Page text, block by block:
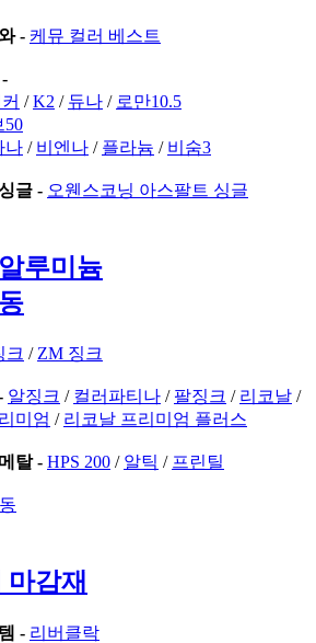
- 케뮤 컬러 베스트
/K2 / 듀나 / 로만10.5
50
나 / 비엔나 / 플라늄 / 비숨3
글 - 오웬스코닝 아스팔트 싱글
루미늄
크 / ZM 징크
알징크 / 컬러파티나 / 팔징크 / 리코날 /
미엄 / 리코날 프리미엄 플러스
탈 - HPS 200 / 알틱 / 프린틸
감재
- 리버클락